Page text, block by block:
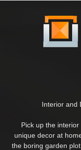
Interior and
Pick up the
unique decor at
the boring garden